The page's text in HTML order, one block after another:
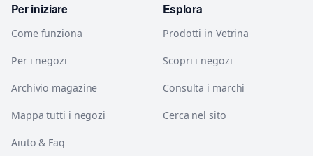
Per iniziare
Come funziona
Per i negozi
Archivio magazine
Mappa tutti i negozi
Aiuto & Faq
Esplora
Prodotti in Vetrina
Scopri i negozi
Consulta i marchi
Cerca nel sito